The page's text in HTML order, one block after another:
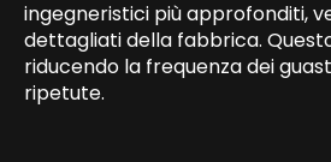
ingegneristici più approfonditi,
dettagliati della fabbrica.
riducendo la frequenza dei
ripetute.